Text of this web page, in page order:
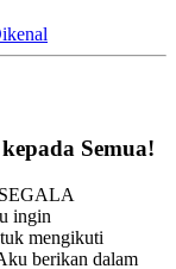
Semua!
ingin
mengikuti
berikan dalam